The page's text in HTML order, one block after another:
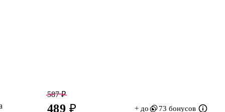
587 ₽
489 ₽ + до 73 бонусов